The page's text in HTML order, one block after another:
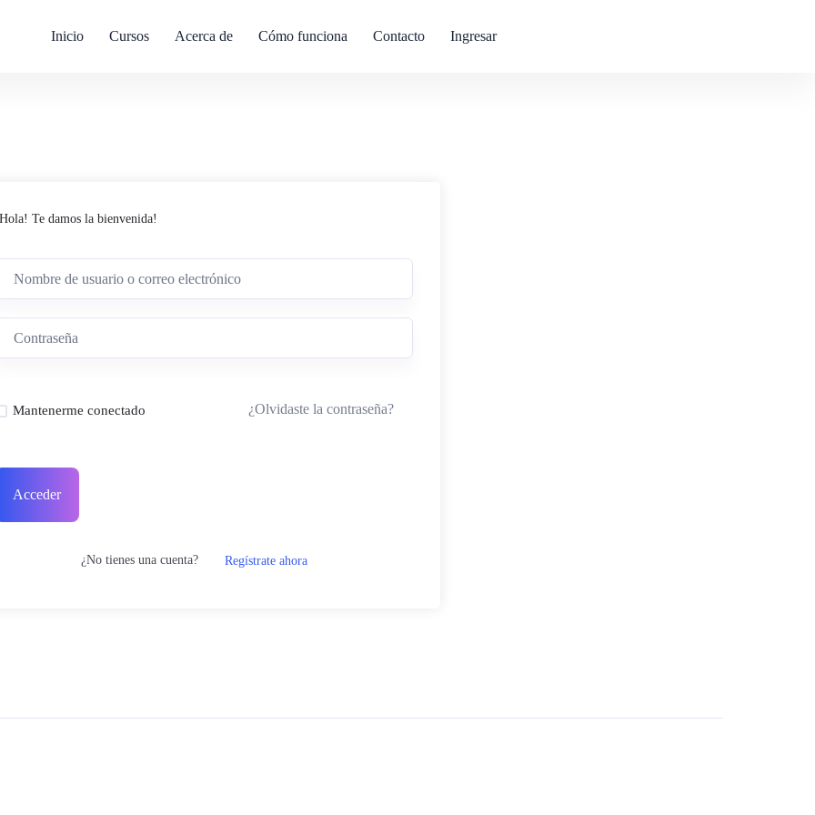
Inicio Cursos Acerca de Cómo funciona Contacto Ingresar
Te damos la bienvenida!
Mantenerme conectado ¿Olvidaste la contraseña?
Acceder
¿No tienes una cuenta? Regístrate ahora